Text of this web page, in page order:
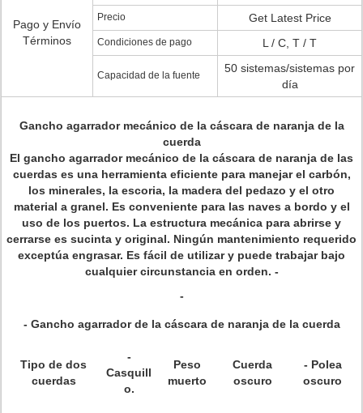
Pago y Envío
Términos
Precio Get Latest Price
Condiciones de pago L / C, T / T
Capacidad de la fuente
50 sistemas/sistemas por
día
Gancho agarrador mecánico de la cáscara de naranja de la
cuerda
El gancho agarrador mecánico de la cáscara de naranja de las
cuerdas es una herramienta eficiente para manejar el carbón,
los minerales, la escoria, la madera del pedazo y el otro
material a granel. Es conveniente para las naves a bordo y el
uso de los puertos. La estructura mecánica para abrirse y
cerrarse es sucinta y original. Ningún mantenimiento requerido
exceptúa engrasar. Es fácil de utilizar y puede trabajar bajo
cualquier circunstancia en orden. -
-
- Gancho agarrador de la cáscara de naranja de la cuerda
Tipo de dos
cuerdas
-
Casquill
o.
Peso
muerto
Cuerda
oscuro
- Polea
oscuro